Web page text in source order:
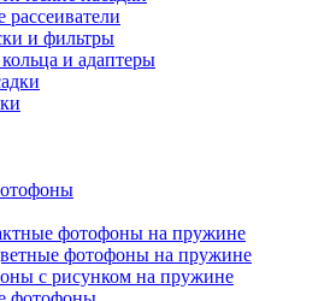
и фильтры
и адаптеры
фотофоны на пружине
фотофоны на пружине
с рисунком на пружине